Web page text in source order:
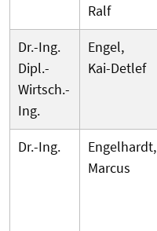
Ralf
Dr.-Ing.
Dipl.-
Wirtsch.-
Ing.
Engel,
Kai-Detlef
Dr.-Ing.
Engelhardt,
Marcus